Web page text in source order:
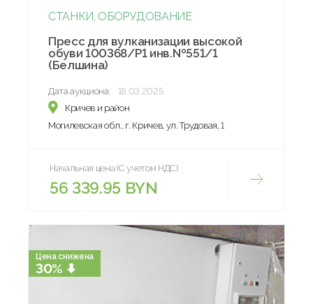
СТАНКИ, ОБОРУДОВАНИЕ
Пресс для вулканизации высокой
обуви 100368/Р1 инв.№551/1
(Белшина)
Дата аукциона:
18.03.2025
Кричев и район
Могилевская обл., г. Кричев, ул. Трудовая, 1
Начальная цена (С учетом НДС)
56 339.95 BYN
Цена снижена
30%